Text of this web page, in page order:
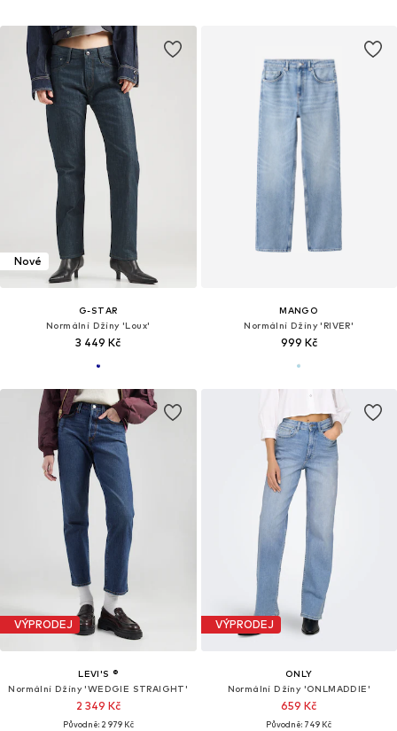
Nové
G-STAR
Normální Džíny 'Loux'
3 449 Kč
MANGO
Normální Džíny 'RIVER'
999 Kč
VÝPRODEJ
LEVI'S ®
Normální Džíny 'WEDGIE STRAIGHT'
2 349 Kč
Původně: 2 979 Kč
VÝPRODEJ
ONLY
Normální Džíny 'ONLMADDIE'
659 Kč
Původně: 749 Kč